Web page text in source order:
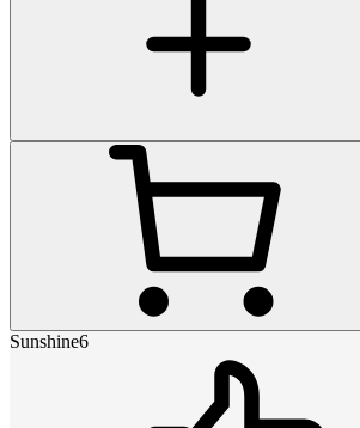
Sunshine6